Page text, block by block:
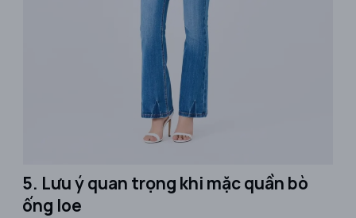
5. Lưu ý quan trọng khi mặc quần bò
ống loe